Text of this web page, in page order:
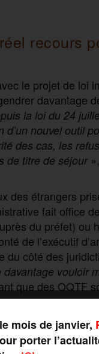
recours
le projet de loi
davantage
la loi du 24
nouvel outil
des cas, les
de titre de séjour
des étrangers
fait office
du préfet) ou
de l’exécutif
du côté des
vouloir
que des OQTF
les juridictions
de flux,
mois de janvier,
porter